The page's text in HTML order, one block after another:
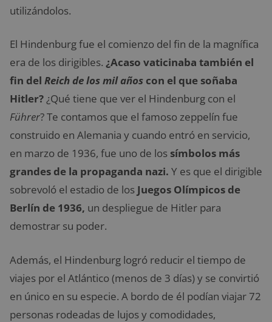
utilizándolos.
El Hindenburg fue el comienzo del fin de la magnífica
era de los dirigibles. ¿Acaso vaticinaba también el
fin del Reich de los mil años con el que soñaba
Hitler?¿Qué tiene que ver el Hindenburg con el
Führer? Te contamos que el famoso zeppelín fue
construido en Alemania y cuando entró en servicio,
en marzo de 1936, fue uno de los símbolos más
grandes de la propaganda nazi. Y es que el dirigible
sobrevoló el estadio de los Juegos Olímpicos de
Berlín de 1936, un despliegue de Hitler para
demostrar su poder.
Además, el Hindenburg logró reducir el tiempo de
viajes por el Atlántico (menos de 3 días) y se convirtió
en único en su especie. A bordo de él podían viajar 72
personas rodeadas de lujos y comodidades,